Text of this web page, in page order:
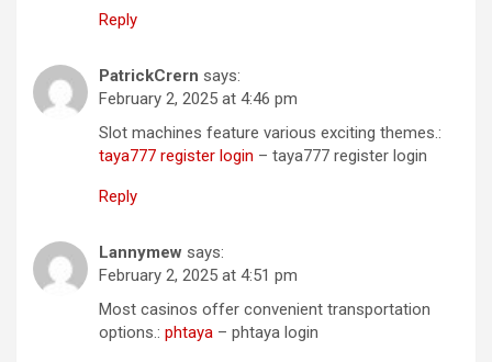
Reply
PatrickCrern says:
February 2, 2025 at 4:46 pm
Slot machines feature various exciting themes.:
taya777 register login – taya777 register login
Reply
Lannymew says:
February 2, 2025 at 4:51 pm
Most casinos offer convenient transportation
options.: phtaya – phtaya login